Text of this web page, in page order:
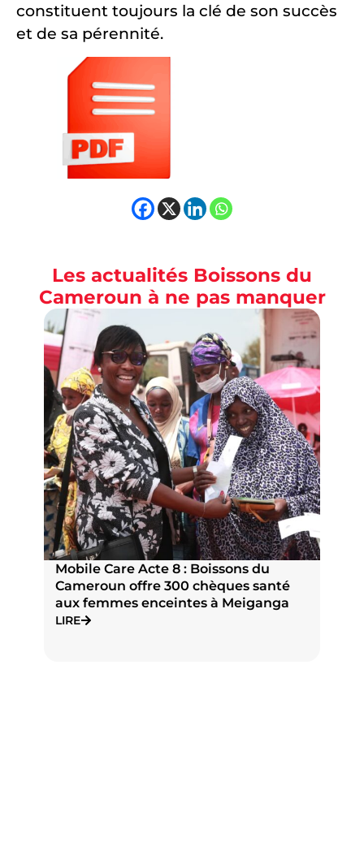
constituent toujours la clé de son succès
et de sa pérennité.
Les actualités Boissons du
Cameroun à ne pas manquer
Mobile Care Acte 8 : Boissons du
Cameroun offre 300 chèques santé
aux femmes enceintes à Meiganga
LIRE